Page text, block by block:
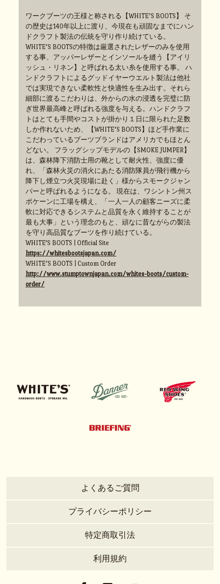
ワークブーツの王様と称される【WHITE’S BOOTS】 そ
の歴史は140年以上に渡り、今現在も頑固なまでにハン
ドクラフト製法の伝統を守り作り続けている。
WHITE’S BOOTSの特徴は厳選されたレザーのみを使用
する事、アッパーレザーとインソールを縫う【アイリ
ッシュ・リネン】と呼ばれる太い糸を使用する事。 ハ
ンドクラフトによるグッドイヤーウエルト製法は他社
では実現できない柔軟性と快適性を生み出す。それら
細部に渡るこだわりは、外からの水の浸透を完璧に防
ぎ世界最高峰と呼ばれる強度を与える。ハンドクラフ
トはとても手間やコストが掛かり１日に限られた足数
しか作れないため、【WHITE’S BOOTS】ほど手作業に
こだわっているブーツブランドはアメリカでもほとん
どない。 フラッグシップモデルの【SMOKE JUMPER】
は、森林降下消防士用の靴として耐火性、強度に優
れ、「森林火災の消火にあたる消防隊員が飛行機から
降下し煙立つ火災現場に赴く」様からスモークジャン
パーと呼ばれるようになる。 現在は、ワシントン州ス
ポケーンに工場を構え、「一人一人の顧客ニーズに柔
軟に対応できるシステムと品質を永く維持することが
最も大事」という理念のもと、頑なに昔ながらの製法
を守り高品質なブーツを作り続けている。
WHITE'S BOOTS | Official Site
https://whitesbootsjapan.com/
WHITE’S BOOTS | Custom Order
http://www.stumptownjapan.com/whites-boots/custom-
order/
よくあるご質問
プライバシーポリシー
特定商取引法
利用規約